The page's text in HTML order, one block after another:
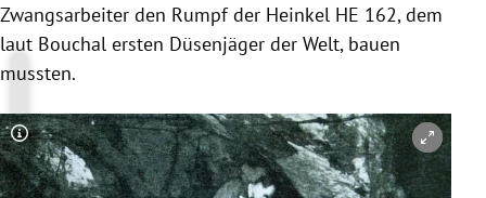
Zwangsarbeiter den Rumpf der Heinkel HE 162, dem
laut Bouchal ersten Düsenjäger der Welt, bauen
mussten.
Copyright-Hinweis öffnen/schließen